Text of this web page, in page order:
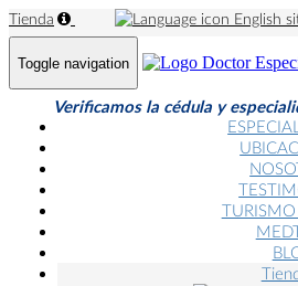
Tienda English
Toggle navigation
Verificamos la cédula y